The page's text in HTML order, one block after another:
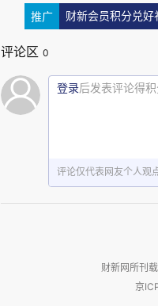
按股分配
农民专业合作社联合
作社原则建立，成员是
因此，农民合作社
农民合作社
按照《中华人民共
社的宗旨和业务范围主
推广 财新会员积分兑好
评论区 0
登录后发表评论得积
评论仅代表网友个人观
财新网所刊
京